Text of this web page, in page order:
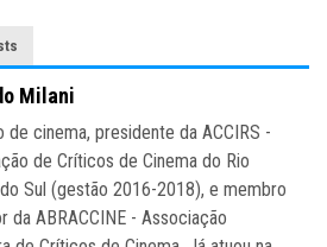
Milani
de cinema, presidente da ACCIRS -
de Críticos de Cinema do Rio
Sul (gestão 2016-2018), e membro
da ABRACCINE - Associação